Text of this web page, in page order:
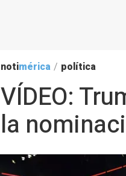
notimérica / política
VÍDEO:
la